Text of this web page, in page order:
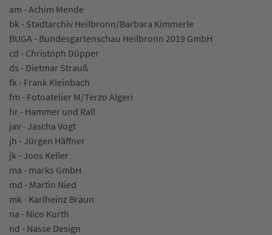
am - Achim Mende
bk - Stadtarchiv Heilbronn/Barbara Kimmerle
BUGA - Bundesgartenschau Heilbronn 2019 GmbH
cd - Christoph Düpper
ds - Dietmar Strauß
fk - Frank Kleinbach
fm - Fotoatelier M/Terzo Algeri
hr - Hammer und Rall
jav - Jascha Vogt
jh - Jürgen Häffner
jk - Joos Keller
ma - marks GmbH
md - Martin Nied
mk - Karlheinz Braun
na - Nico Kurth
nd - Nasse Design